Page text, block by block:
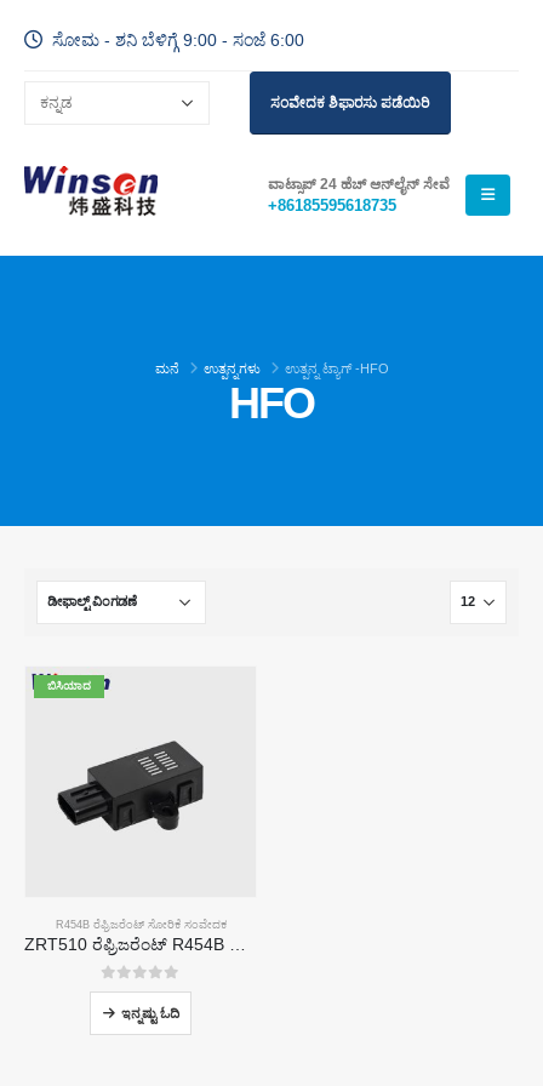
ಸೋಮ - ಶನಿ ಬೆಳಿಗ್ಗೆ 9:00 - ಸಂಜೆ 6:00
ಸಂವೇದಕ ಶಿಫಾರಸು ಪಡೆಯಿರಿ
ವಾಟ್ಸಾಪ್ 24 ಹೆಚ್ ಆನ್‌ಲೈನ್ ಸೇವೆ
+86185595618735
ಮನೆ ಉತ್ಪನ್ನಗಳು ಉತ್ಪನ್ನ ಟ್ಯಾಗ್ -HFO
HFO
ಬಿಸಿಯಾದ
R454B ರೆಫ್ರಿಜರೆಂಟ್ ಸೋರಿಕೆ ಸಂವೇದಕ
05 ರಲ್ಲಿ
ಇನ್ನಷ್ಟು ಓದಿ